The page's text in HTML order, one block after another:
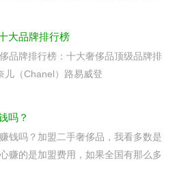
大品牌排行榜
品牌排行榜：十大奢侈品顶级品牌排
儿（Chanel）路易威登
吗？
钱吗？加盟二手奢侈品，我看多数是
赚的是加盟费用，如果全国有那么多